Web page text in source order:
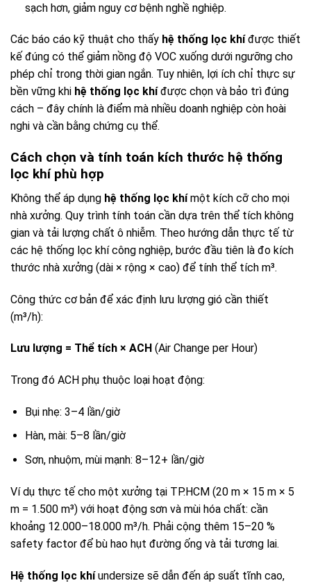
sạch hơn, giảm nguy cơ bệnh nghề nghiệp.
Các báo cáo kỹ thuật cho thấy hệ thống lọc khíđược thiết
kế đúng có thể giảm nồng độ VOC xuống dưới ngưỡng cho
phép chỉ trong thời gian ngắn. Tuy nhiên, lợi ích chỉ thực sự
bền vững khi hệ thống lọc khíđược chọn và bảo trì đúng
cách – đây chính là điểm mà nhiều doanh nghiệp còn hoài
nghi và cần bằng chứng cụ thể.
Cách chọn và tính toán kích thước hệ thống
lọc khí phù hợp
Không thể áp dụng hệ thống lọc khímột kích cỡ cho mọi
nhà xưởng. Quy trình tính toán cần dựa trên thể tích không
gian và tải lượng chất ô nhiễm. Theo hướng dẫn thực tế từ
các hệ thống lọc khí công nghiệp, bước đầu tiên là đo kích
thước nhà xưởng (dài × rộng × cao) để tính thể tích m³.
Công thức cơ bản để xác định lưu lượng gió cần thiết
(m³/h):
Lưu lượng = Thể tích × ACH (Air Change per Hour)
Trong đó ACH phụ thuộc loại hoạt động:
Bụi nhẹ: 3–4 lần/giờ
Hàn, mài: 5–8 lần/giờ
Sơn, nhuộm, mùi mạnh: 8–12+ lần/giờ
Ví dụ thực tế cho một xưởng tại TP.HCM (20 m × 15 m × 5
m = 1.500 m³) với hoạt động sơn và mùi hóa chất: cần
khoảng 12.000–18.000 m³/h. Phải cộng thêm 15–20 %
safety factor để bù hao hụt đường ống và tải tương lai.
Hệ thống lọc khíundersize sẽ dẫn đến áp suất tĩnh cao,